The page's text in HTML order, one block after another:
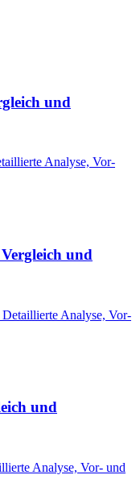
und
Analyse, Vor-
und
Analyse, Vor-
und
Analyse, Vor- und